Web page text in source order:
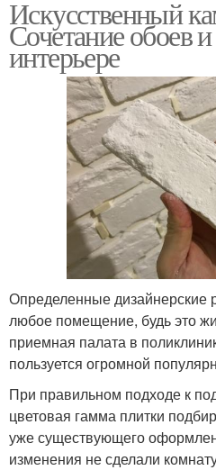
Искусственный
Сочетание обоев
интерьере
Определенные дизайнерские
любое помещение, будь это
приемная палата в
пользуется огромной
При правильном подходе к
цветовая гамма плитки
уже существующего
изменения не сделали